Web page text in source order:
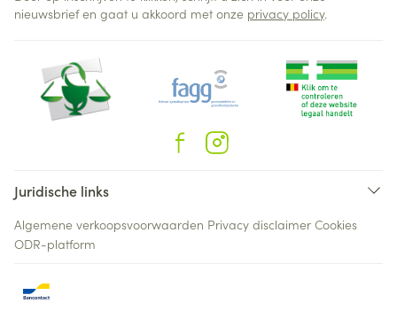
nieuwsbrief en gaat u akkoord met onze privacy policy.
Juridische links
Algemene verkoopsvoorwaarden Privacy disclaimer Cookies
ODR-platform